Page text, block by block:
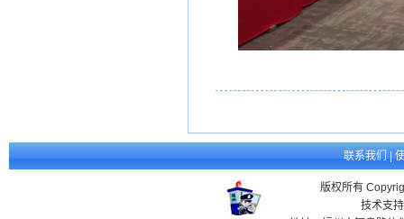
联系我们|
版权所有
技术支